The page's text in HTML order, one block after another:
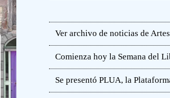
Ver archivo de noticias de
Comienza hoy la Semana del
Se presentó PLUA, la